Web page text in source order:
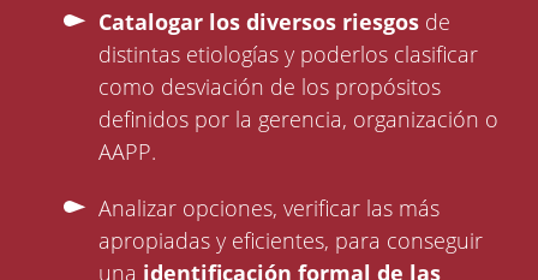
Catalogar los diversos riesgos de
distintas etiologías y poderlos clasificar
como desviación de los propósitos
definidos por la gerencia, organización o
AAPP.
Analizar opciones, verificar las más
apropiadas y eficientes, para conseguir
una identificación formal de las